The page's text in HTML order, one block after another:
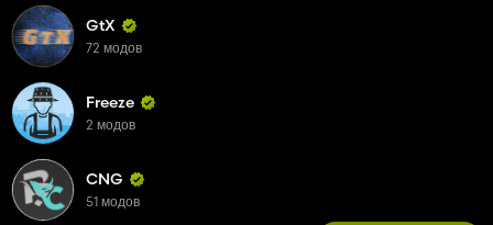
GtX
72 модов
Freeze
2 модов
CNG
51 модов